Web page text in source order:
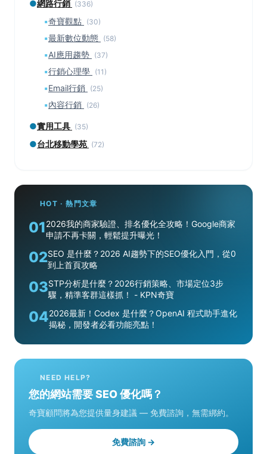
●網路行銷 (336)
▪奇寶觀點 (30)
▪最新數位動態 (58)
▪AI應用趨勢 (37)
▪行銷心理學 (11)
▪Email行銷 (25)
▪內容行銷 (26)
●實用工具 (35)
●台北移動學苑 (72)
HOT · 熱門文章
012026我的商家驗證、排名優化全攻略！Google商家
申請不再卡關，輕鬆提升曝光！
02SEO 是什麼？2026 AI趨勢下的SEO優化入門，從0
到上首頁攻略
03STP分析是什麼？2026行銷策略、市場定位3步
驟，精準客群這樣抓！ - KPN奇寶
042026最新！Codex 是什麼？OpenAI 程式助手進化
揭秘，開發者必看功能亮點！
NEED HELP?
您的網站需要 SEO 優化嗎？
奇寶顧問將為您提供量身建議 — 免費諮詢，無需綁約。
免費諮詢 →